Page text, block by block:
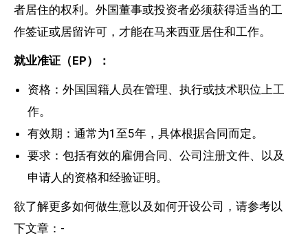
者居住的权利。外国董事或投资者必须获得适当的工
作签证或居留许可，才能在马来西亚居住和工作。
就业准证（EP）：
资格：外国国籍人员在管理、执行或技术职位上工
作。
有效期：通常为1至5年，具体根据合同而定。
要求：包括有效的雇佣合同、公司注册文件、以及
申请人的资格和经验证明。
欲了解更多如何做生意以及如何开设公司，请参考以
下文章：-